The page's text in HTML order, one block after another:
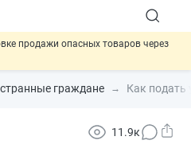
продажи опасных товаров через
пропишут в ТК РФ#новости
критерии трудовых и ГПХ-
граждане Как подать
11.9к